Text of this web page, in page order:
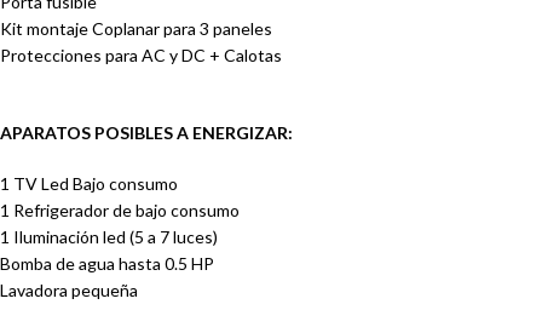
Kit montaje Coplanar para 3 paneles
Protecciones para AC y DC + Calotas
APARATOS POSIBLES A ENERGIZAR:
1 TV Led Bajo consumo
1 Refrigerador de bajo consumo
1 Iluminación led (5 a 7 luces)
Bomba de agua hasta 0.5 HP
Lavadora pequeña